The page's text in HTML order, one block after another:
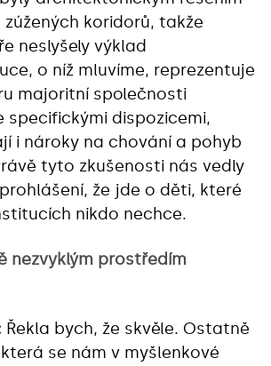
koridorů, takže
neslyšely výklad
o níž mluvíme, reprezentuje
majoritní společnosti
specifickými dispozicemi,
i nároky na chování a pohyb
tyto zkušenosti nás vedly
že jde o děti, které
nikdo nechce.
nezvyklým prostředím
Řekla bych, že skvěle. Ostatně
se nám v myšlenkové